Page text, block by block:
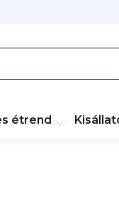
étrend